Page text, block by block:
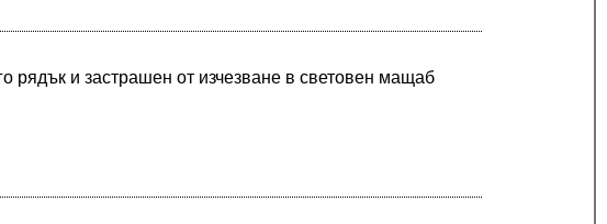
рядък и застрашен от изчезване в световен мащаб